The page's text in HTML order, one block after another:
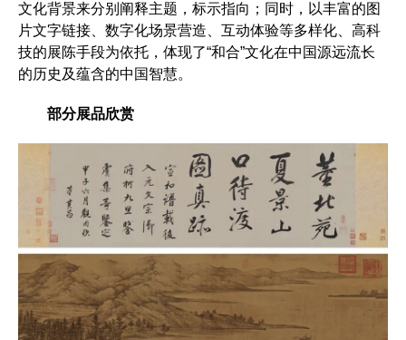
文化背景来分别阐释主题，标示指向；同时，以丰富的图
片文字链接、数字化场景营造、互动体验等多样化、高科
技的展陈手段为依托，体现了“和合”文化在中国源远流长
的历史及蕴含的中国智慧。
部分展品欣赏